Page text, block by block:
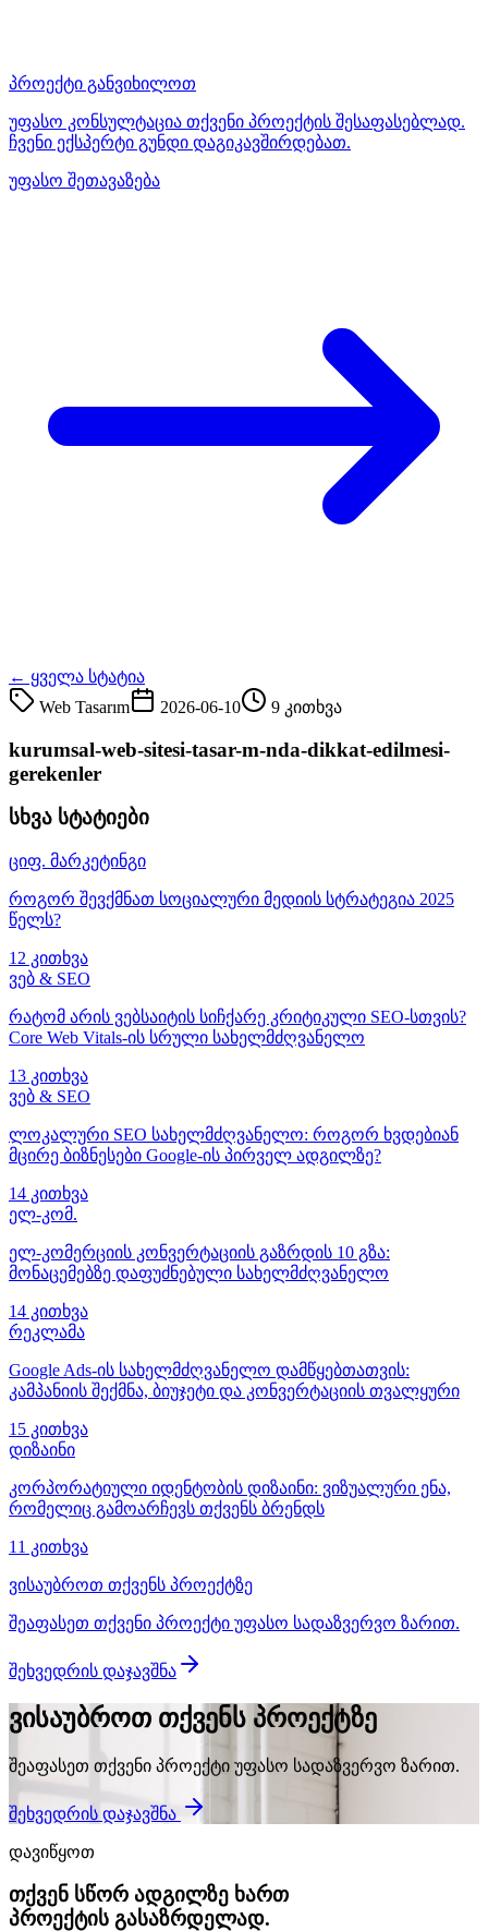
პროექტი განვიხილოთ
უფასო კონსულტაცია თქვენი პროექტის შესაფასებლად.
ჩვენი ექსპერტი გუნდი დაგიკავშირდებათ.
უფასო შეთავაზება
← ყველა სტატია
Web Tasarım
2026-06-10 9 კითხვა
kurumsal-web-sitesi-tasar-m-nda-dikkat-edilmesi-
gerekenler
სხვა სტატიები
ციფ. მარკეტინგი
როგორ შევქმნათ სოციალური მედიის სტრატეგია 2025
წელს?
12 კითხვა
ვებ & SEO
რატომ არის ვებსაიტის სიჩქარე კრიტიკული SEO-სთვის?
Core Web Vitals-ის სრული სახელმძღვანელო
13 კითხვა
ვებ & SEO
ლოკალური SEO სახელმძღვანელო: როგორ ხვდებიან
მცირე ბიზნესები Google-ის პირველ ადგილზე?
14 კითხვა
ელ-კომ.
ელ-კომერციის კონვერტაციის გაზრდის 10 გზა:
მონაცემებზე დაფუძნებული სახელმძღვანელო
14 კითხვა
რეკლამა
Google Ads-ის სახელმძღვანელო დამწყებთათვის:
კამპანიის შექმნა, ბიუჯეტი და კონვერტაციის თვალყური
15 კითხვა
დიზაინი
კორპორატიული იდენტობის დიზაინი: ვიზუალური ენა,
რომელიც გამოარჩევს თქვენს ბრენდს
11 კითხვა
ვისაუბროთ თქვენს პროექტზე
შეაფასეთ თქვენი პროექტი უფასო სადაზვერვო ზარით.
შეხვედრის დაჯავშნა
ვისაუბროთ თქვენს პროექტზე
შეაფასეთ თქვენი პროექტი უფასო სადაზვერვო ზარით.
შეხვედრის დაჯავშნა
დავიწყოთ
თქვენ სწორ ადგილზე ხართ
პროექტის გასაზრდელად.